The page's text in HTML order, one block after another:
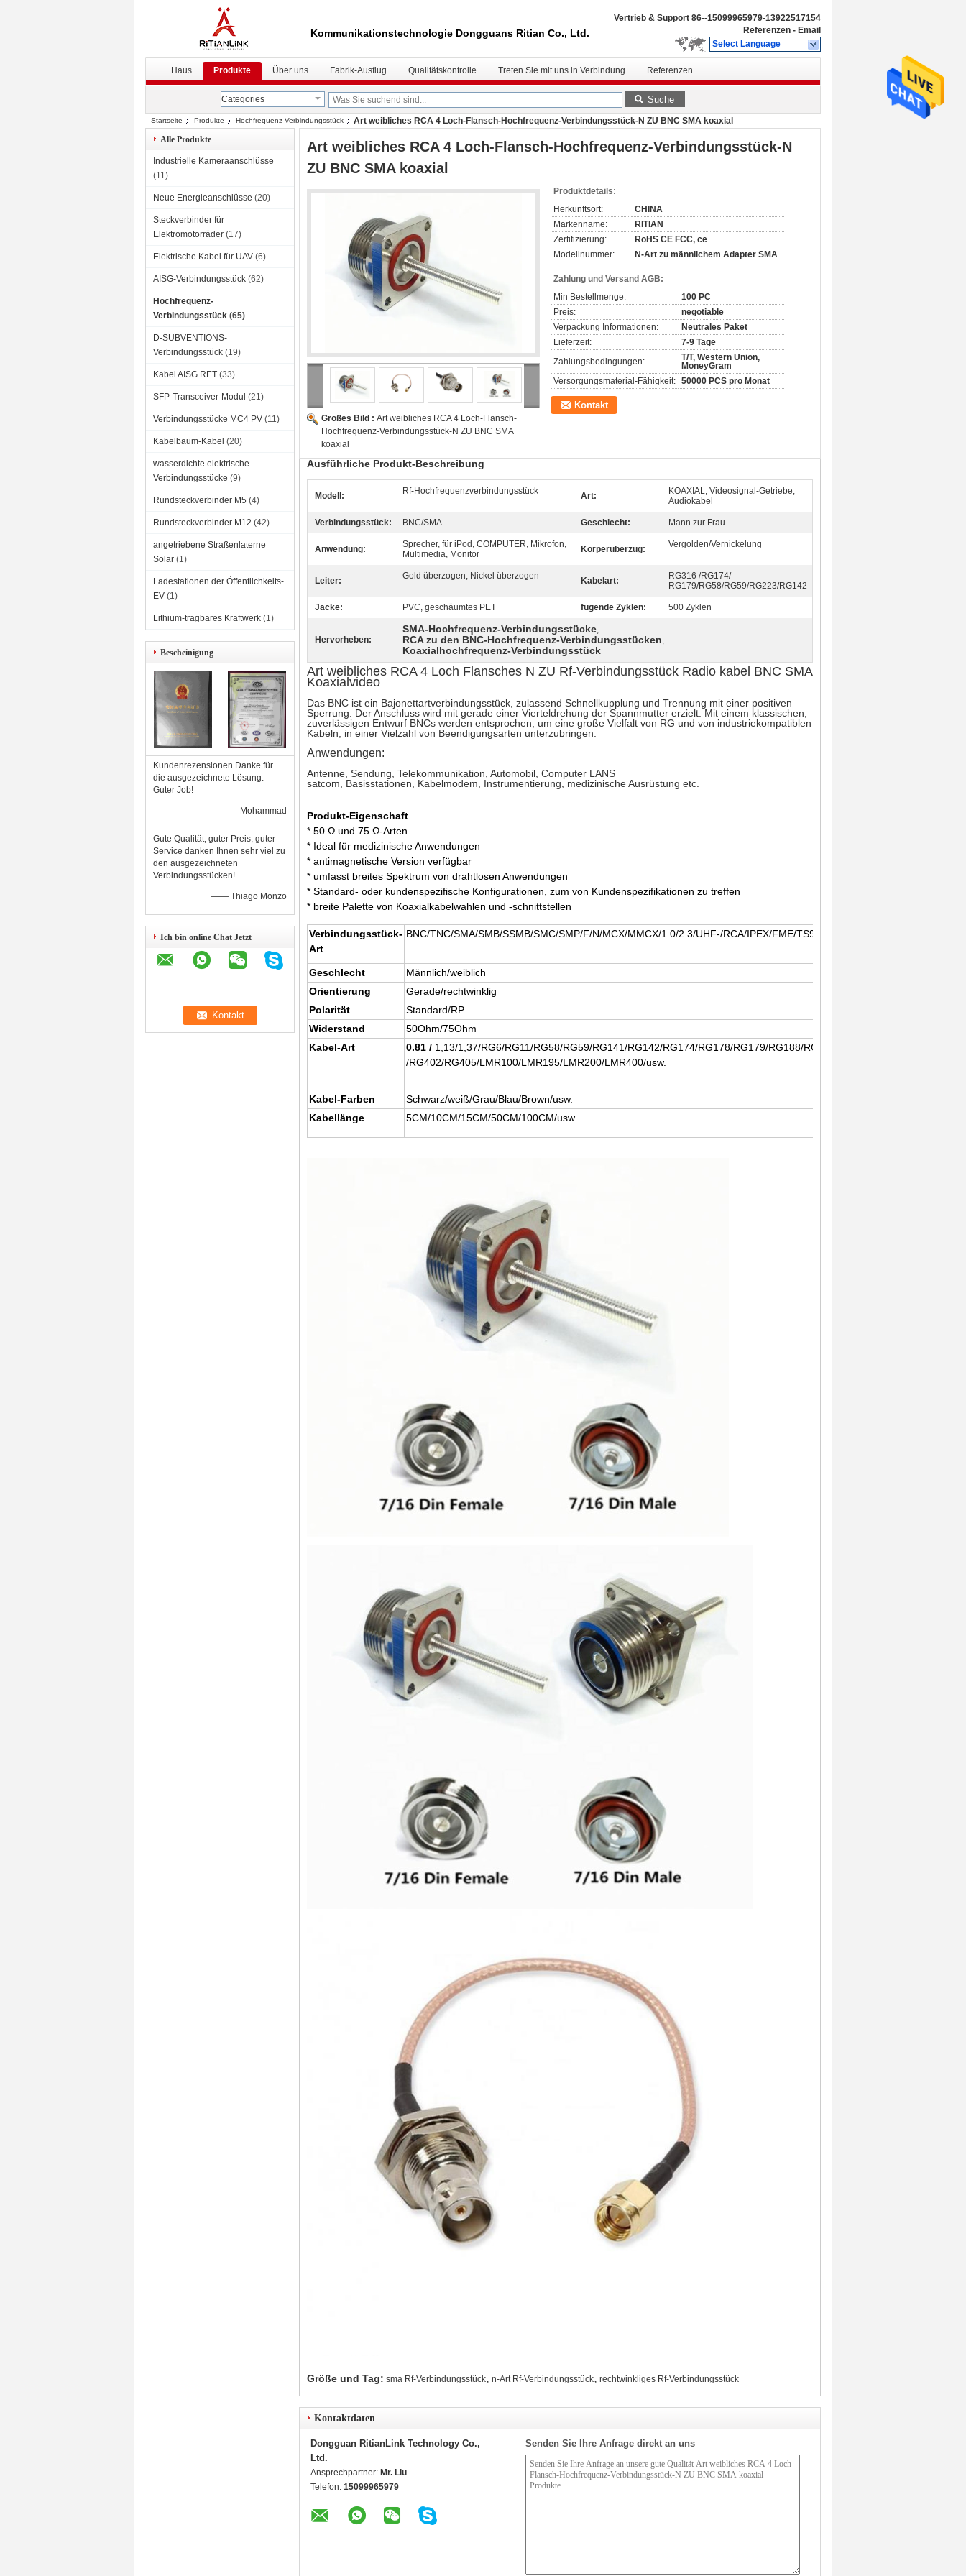
Kommunikationstechnologie Dongguans Ritian Co., Ltd.
Vertrieb & Support 86--15099965979-13922517154
Referenzen - Email
Select Language
Haus Produkte Über uns Fabrik-Ausflug Qualitätskontrolle Treten Sie mit uns in Verbindung Referenzen
Categories Suche
Startseite Produkte Hochfrequenz-Verbindungsstück
Art weibliches RCA 4 Loch-Flansch-Hochfrequenz-Verbindungsstück-N ZU BNC SMA koaxial
Alle Produkte
Industrielle Kameraanschlüsse
(11)
Neue Energieanschlüsse (20)
Steckverbinder für
Elektromotorräder (17)
Elektrische Kabel für UAV (6)
AISG-Verbindungsstück (62)
Hochfrequenz-
Verbindungsstück (65)
D-SUBVENTIONS-
Verbindungsstück (19)
Kabel AISG RET (33)
SFP-Transceiver-Modul (21)
Verbindungsstücke MC4 PV (11)
Kabelbaum-Kabel (20)
wasserdichte elektrische
Verbindungsstücke (9)
Rundsteckverbinder M5 (4)
Rundsteckverbinder M12 (42)
angetriebene Straßenlaterne
Solar (1)
Ladestationen der Öffentlichkeits-
EV (1)
Lithium-tragbares Kraftwerk (1)
Bescheinigung
Kundenrezensionen Danke für
die ausgezeichnete Lösung.
Guter Job!
—— Mohammad
Gute Qualität, guter Preis, guter
Service danken Ihnen sehr viel zu
den ausgezeichneten
Verbindungsstücken!
—— Thiago Monzo
Ich bin online Chat Jetzt
Art weibliches RCA 4 Loch-Flansch-Hochfrequenz-Verbindungsstück-N
ZU BNC SMA koaxial
Großes Bild : Art weibliches RCA 4 Loch-Flansch-
Hochfrequenz-Verbindungsstück-N ZU BNC SMA
koaxial
Produktdetails:
Herkunftsort:
CHINA
Markenname:
RITIAN
Zertifizierung:
RoHS CE FCC, ce
Modellnummer:
N-Art zu männlichem Adapter SMA
Zahlung und Versand AGB:
Min Bestellmenge:
100 PC
Preis:
negotiable
Verpackung Informationen:
Neutrales Paket
Lieferzeit:
7-9 Tage
Zahlungsbedingungen:
T/T, Western Union,
MoneyGram
Versorgungsmaterial-Fähigkeit: 50000 PCS pro Monat
Kontakt
Ausführliche Produkt-Beschreibung
Modell: Rf-Hochfrequenzverbindungsstück Art:
KOAXIAL, Videosignal-Getriebe,
Audiokabel
Verbindungsstück: BNC/SMA Geschlecht: Mann zur Frau
Anwendung:
Sprecher, für iPod, COMPUTER, Mikrofon,
Multimedia, Monitor
Körperüberzug: Vergolden/Vernickelung
Leiter: Gold überzogen, Nickel überzogen Kabelart:
RG316 /RG174/
RG179/RG58/RG59/RG223/RG142
Jacke: PVC, geschäumtes PET fügende Zyklen: 500 Zyklen
Hervorheben:
SMA-Hochfrequenz-Verbindungsstücke,
RCA zu den BNC-Hochfrequenz-Verbindungsstücken,
Koaxialhochfrequenz-Verbindungsstück
Art weibliches RCA 4 Loch Flansches N ZU Rf-Verbindungsstück Radio kabel BNC SMA
Koaxialvideo
Das BNC ist ein Bajonettartverbindungsstück, zulassend Schnellkupplung und Trennung mit einer positiven
Sperrung. Der Anschluss wird mit gerade einer Vierteldrehung der Spannmutter erzielt. Mit einem klassischen,
zuverlässigen Entwurf BNCs werden entsprochen, um eine große Vielfalt von RG und von industriekompatiblen
Kabeln, in einer Vielzahl von Beendigungsarten unterzubringen.
Anwendungen:
Antenne, Sendung, Telekommunikation, Automobil, Computer LANS
satcom, Basisstationen, Kabelmodem, Instrumentierung , medizinische Ausrüstung etc.
Produkt-Eigenschaft
* 50 Ω und 75 Ω-Arten
* Ideal für medizinische Anwendungen
* antimagnetische Version verfügbar
* umfasst breites Spektrum von drahtlosen Anwendungen
* Standard- oder kundenspezifische Konfigurationen, zum von Kundenspezifikationen zu treffen
* breite Palette von Koaxialkabelwahlen und -schnittstellen
Verbindungsstück-
Art
BNC/TNC/SMA/SMB/SSMB/SMC/SMP/F/N/MCX/MMCX/1.0/2.3/UHF-/RCA/IPEX/FME/TS9/CRC9/AVIC/FAKRA/HSD/
Geschlecht
Männlich/weiblich
Orientierung
Gerade/rechtwinklig
Polarität
Standard/RP
Widerstand
50Ohm/75Ohm
Kabel-Art
0.81 / 1,13/1,37/RG6/RG11/RG58/RG59/RG141/RG142/RG174/RG178/RG179/RG188/RG223/RG316/RG400/RG401
/RG402/RG405/LMR100/LMR195/LMR200/LMR400/usw.
Kabel-Farben
Schwarz/weiß/Grau/Blau/Brown/usw.
Kabellänge
5CM/10CM/15CM/50CM/100CM/usw.
Größe und Tag: sma Rf-Verbindungsstück, n-Art Rf-Verbindungsstück, rechtwinkliges Rf-Verbindungsstück
Kontaktdaten
Dongguan RitianLink Technology Co.,
Ltd.
Ansprechpartner: Mr. Liu
Telefon: 15099965979
Senden Sie Ihre Anfrage direkt an uns